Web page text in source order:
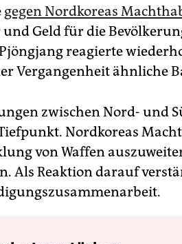
gegen Nordkoreas
Geld für die
reagierte
Vergangenheit ähnliche
zwischen Nord- und
Nordkoreas
von Waffen
Als Reaktion darauf